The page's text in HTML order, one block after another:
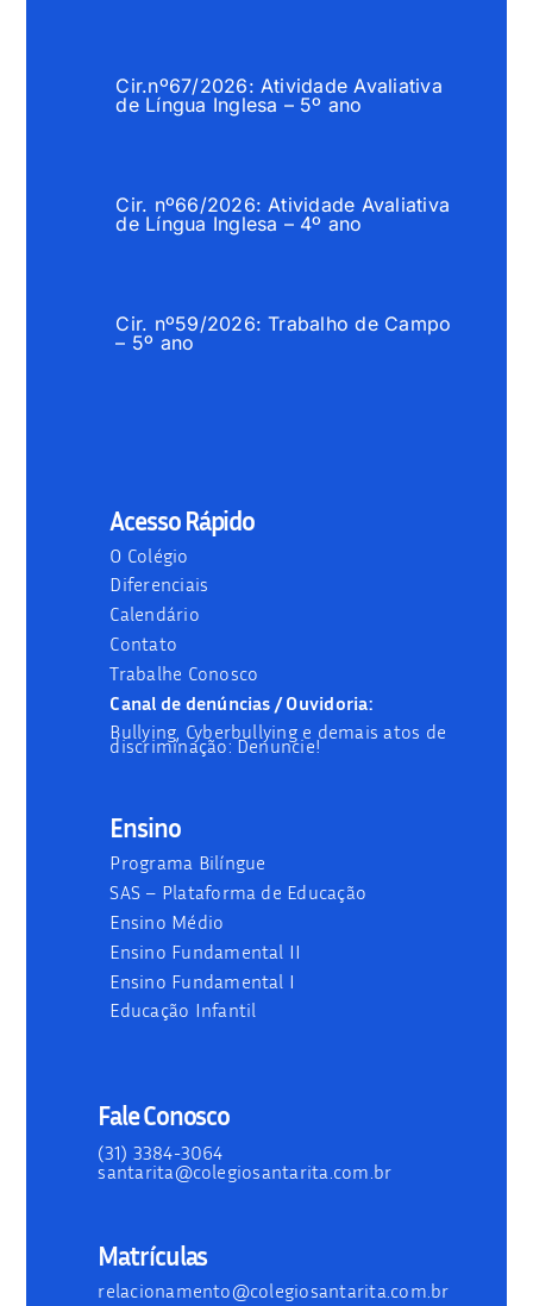
Cir.nº67/2026: Atividade Avaliativa
de Língua Inglesa – 5º ano
Cir. nº66/2026: Atividade Avaliativa
de Língua Inglesa – 4º ano
Cir. nº59/2026: Trabalho de Campo
– 5º ano
Acesso Rápido
O Colégio
Diferenciais
Calendário
Contato
Trabalhe Conosco
Canal de denúncias / Ouvidoria:
Bullying, Cyberbullying e demais atos de
discriminação: Denuncie!
Ensino
Programa Bilíngue
SAS – Plataforma de Educação
Ensino Médio
Ensino Fundamental II
Ensino Fundamental I
Educação Infantil
Fale Conosco
(31) 3384-3064
santarita@colegiosantarita.com.br
Matrículas
relacionamento@colegiosantarita.com.br